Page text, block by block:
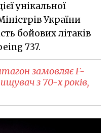
унікальної
України
бойових літаків
737.
замовляє F-
з 70-х років,